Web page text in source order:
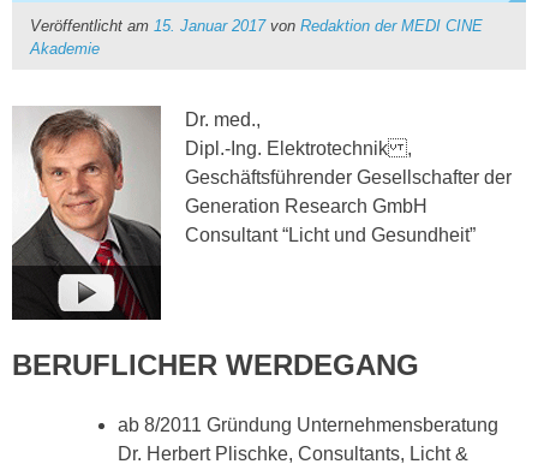
Veröffentlicht am 15. Januar 2017von Redaktion der MEDI CINE
Akademie
Dr. med.,
Dipl.-Ing. Elektrotechnik ,
Geschäftsführender Gesellschafter der
Generation Research GmbH
Consultant “Licht und Gesundheit”
BERUFLICHER WERDEGANG
ab 8/2011 Gründung Unternehmensberatung
Dr. Herbert Plischke, Consultants, Licht &